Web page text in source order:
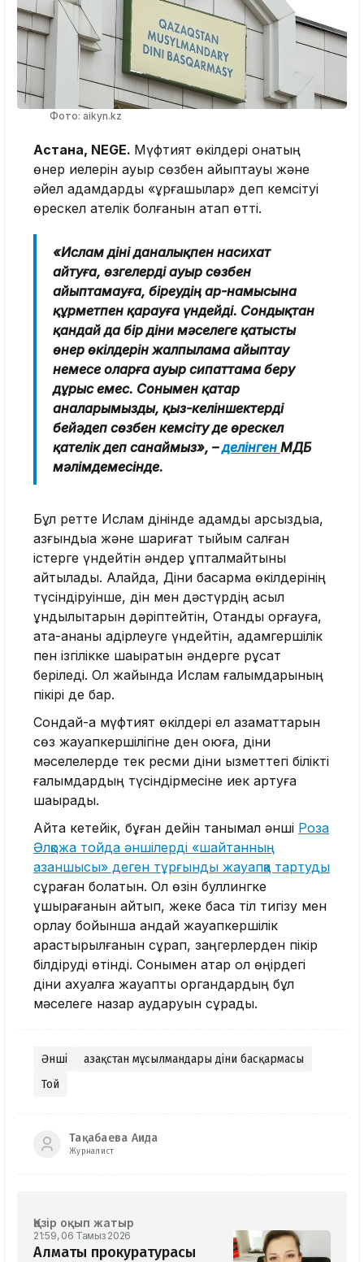
Фото: aikyn.kz
Астана, NEGE. Мүфтият өкілдері қонақтың
өнер иелерін ауыр сөзбен айыптауы және
әйел адамдарды «ұрғашылар» деп кемсітуі
өрескел қателік болғанын атап өтті.
«Ислам діні даналықпен насихат
айтуға, өзгелерді ауыр сөзбен
айыптамауға, біреудің ар-намысына
құрметпен қарауға үндейді. Сондықтан
қандай да бір діни мәселеге қатысты
өнер өкілдерін жалпылама айыптау
немесе оларға ауыр сипаттама беру
дұрыс емес. Сонымен қатар
аналарымызды, қыз-келіншектерді
бейәдеп сөзбен кемсіту де өрескел
қателік деп санаймыз», –делінген ҚМДБ
мәлімдемесінде.
Бұл ретте Ислам дінінде адамды арсыздыққа,
азғындыққа және шариғат тыйым салған
істерге үндейтін әндер құпталмайтыны
айтылады. Алайда, Діни басқарма өкілдерінің
түсіндіруінше, дін мен дәстүрдің асыл
құндылықтарын дәріптейтін, Отанды қорғауға,
ата-ананы қадірлеуге үндейтін, адамгершілік
пен ізгілікке шақыратын әндерге рұқсат
беріледі. Ол жайында Ислам ғалымдарының
пікірі де бар.
Сондай-ақ мүфтият өкілдері ел азаматтарын
сөз жауапкершілігіне ден қоюға, діни
мәселелерде тек ресми діни қызметтегі білікті
ғалымдардың түсіндірмесіне иек артуға
шақырады.
Айта кетейік, бұған дейін танымал әнші Роза
Әлқожа тойда әншілерді «шайтанның
азаншысы» деген тұрғынды жауапқа тартуды
сұраған болатын. Ол өзін буллингке
ұшырағанын айтып, жеке басқа тіл тигізу мен
қорлау бойынша қандай жауапкершілік
қарастырылғанын сұрап, заңгерлерден пікір
білдіруді өтінді. Сонымен қатар ол өңірдегі
діни ахуалға жауапты органдардың бұл
мәселеге назар аударуын сұрады.
Әнші
Қазақстан мұсылмандары діни басқармасы
Той
Тақабаева Аида
Журналист
Қазір оқып жатыр
21:59, 06 Тамыз 2026
Алматы прокуратурасы